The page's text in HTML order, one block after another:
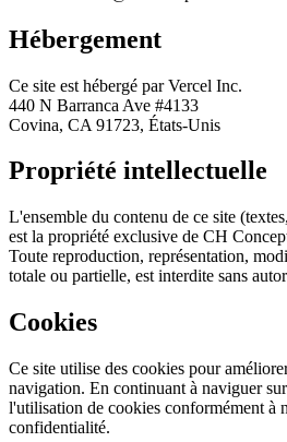
Hébergement
Ce site est hébergé par Vercel Inc.
440 N Barranca Ave #4133
Covina, CA 91723, États-Unis
Propriété intellectuelle
L'ensemble du contenu de ce site
est la propriété exclusive de CH
Toute reproduction, représentation,
totale ou partielle, est interdite sans
Cookies
Ce site utilise des cookies pour
navigation. En continuant à naviguer
l'utilisation de cookies conformément à
confidentialité.